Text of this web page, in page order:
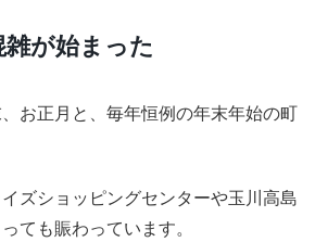
が始まった
お正月と、毎年恒例の年末年始の町
ズショッピングセンターや玉川高島
ても賑わっています。